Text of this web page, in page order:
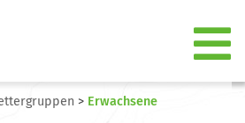
> Erwachsene